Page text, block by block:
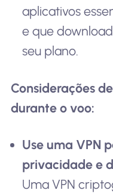
aplicativos
e que
seu plano.
Considerações
durante o voo:
Use uma VPN
privacidade e
Uma VPN